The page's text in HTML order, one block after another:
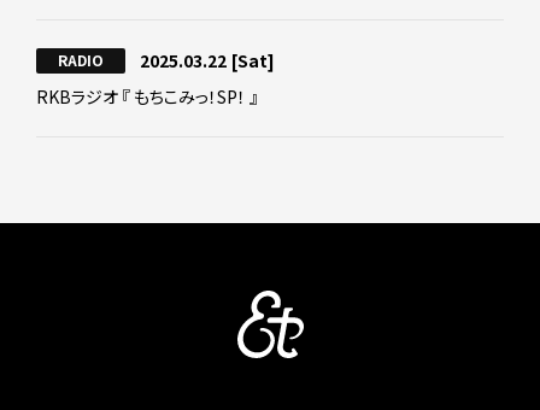
RADIO 2025.03.22 [Sat]
RKBラジオ 『 もちこみっ！SP！ 』